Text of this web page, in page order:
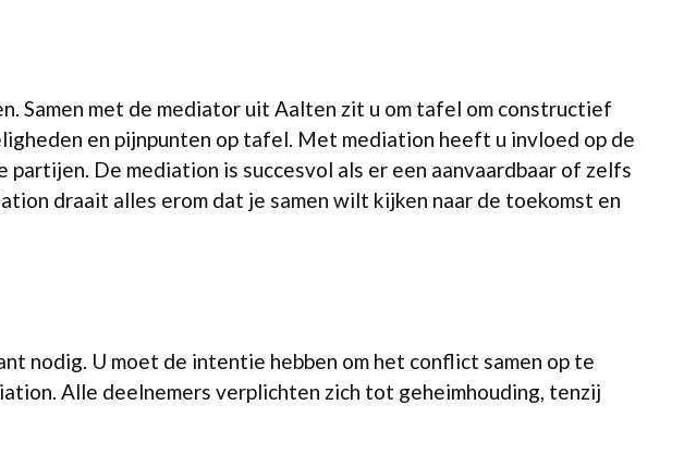
Samen met de mediator uit Aalten zit u om tafel om constructief
en pijnpunten op tafel. Met mediation heeft u invloed op de
De mediation is succesvol als er een aanvaardbaar of zelfs
draait alles erom dat je samen wilt kijken naar de toekomst en
nodig. U moet de intentie hebben om het conflict samen op te
Alle deelnemers verplichten zich tot geheimhouding, tenzij